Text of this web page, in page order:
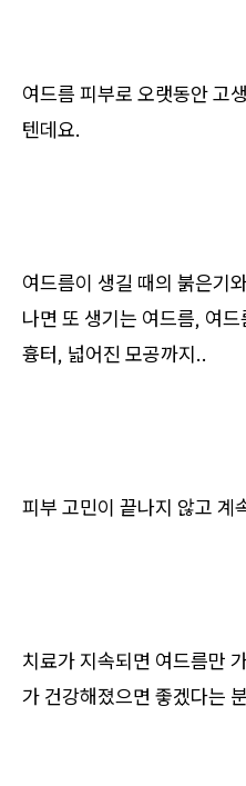
여드름 피부로 오랫동안 고
텐데요.
여드름이 생길 때의 붉은기
나면 또 생기는 여드름, 여
흉터, 넓어진 모공까지..
피부 고민이 끝나지 않고 계
치료가 지속되면 여드름만
가 건강해졌으면 좋겠다는